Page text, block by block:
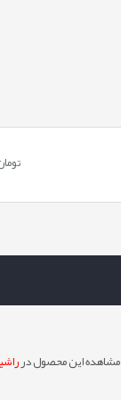
مشاهده این محصول در